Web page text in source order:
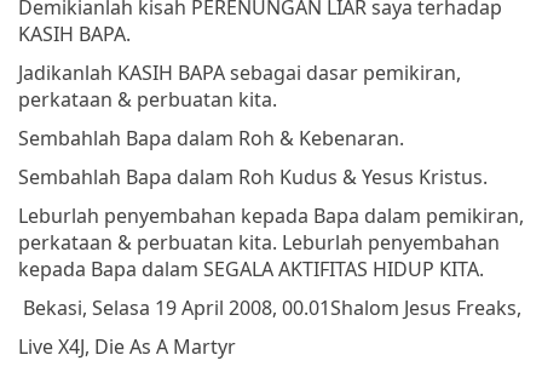
Demikianlah kisah PERENUNGAN LIAR saya terhadap
KASIH BAPA.
Jadikanlah KASIH BAPA sebagai dasar pemikiran,
perkataan & perbuatan kita.
Sembahlah Bapa dalam Roh & Kebenaran.
Sembahlah Bapa dalam Roh Kudus & Yesus Kristus.
Leburlah penyembahan kepada Bapa dalam pemikiran,
perkataan & perbuatan kita. Leburlah penyembahan
kepada Bapa dalam SEGALA AKTIFITAS HIDUP KITA.
Bekasi, Selasa 19 April 2008, 00.01Shalom Jesus Freaks,
Live X4J, Die As A Martyr